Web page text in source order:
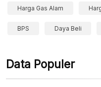
Harga Gas Alam
BPS Daya Beli
Data Populer